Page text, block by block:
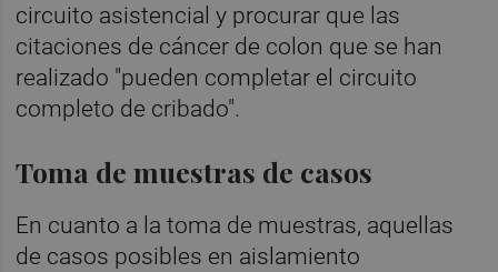
circuito asistencial y procurar que las
citaciones de cáncer de colon que se han
realizado "pueden completar el circuito
completo de cribado".
Toma de muestras de casos
En cuanto a la toma de muestras, aquellas
de casos posibles en aislamiento